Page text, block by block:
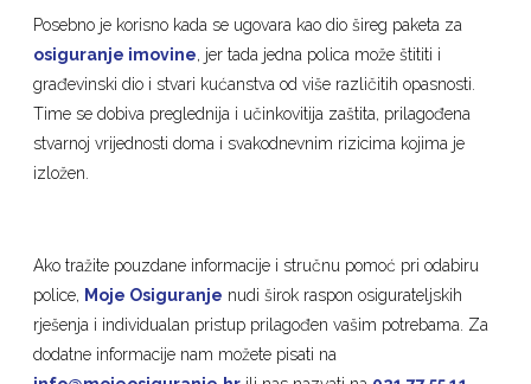
Posebno je korisno kada se ugovara kao dio šireg paketa za
osiguranje imovine, jer tada jedna polica može štititi i
građevinski dio i stvari kućanstva od više različitih opasnosti.
Time se dobiva preglednija i učinkovitija zaštita, prilagođena
stvarnoj vrijednosti doma i svakodnevnim rizicima kojima je
izložen.
Ako tražite pouzdane informacije i stručnu pomoć pri odabiru
police, Moje Osiguranje nudi širok raspon osigurateljskih
rješenja i individualan pristup prilagođen vašim potrebama. Za
dodatne informacije nam možete pisati na